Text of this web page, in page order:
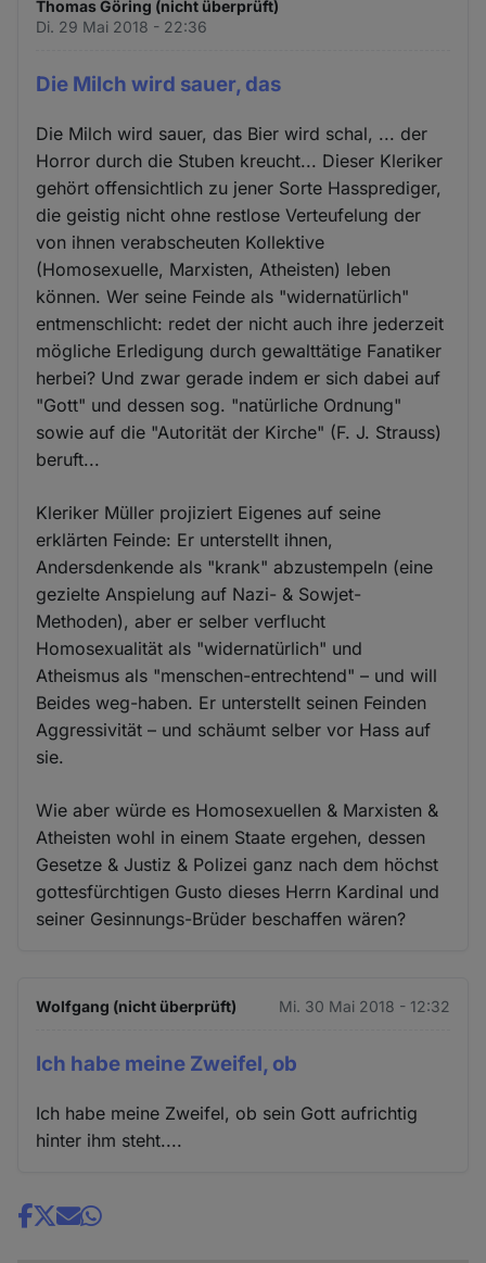
Thomas Göring (nicht überprüft)
Di. 29 Mai 2018 - 22:36
Die Milch wird sauer, das
Die Milch wird sauer, das Bier wird schal, ... der
Horror durch die Stuben kreucht... Dieser Kleriker
gehört offensichtlich zu jener Sorte Hassprediger,
die geistig nicht ohne restlose Verteufelung der
von ihnen verabscheuten Kollektive
(Homosexuelle, Marxisten, Atheisten) leben
können. Wer seine Feinde als "widernatürlich"
entmenschlicht: redet der nicht auch ihre jederzeit
mögliche Erledigung durch gewalttätige Fanatiker
herbei? Und zwar gerade indem er sich dabei auf
"Gott" und dessen sog. "natürliche Ordnung"
sowie auf die "Autorität der Kirche" (F. J. Strauss)
beruft...
Kleriker Müller projiziert Eigenes auf seine
erklärten Feinde: Er unterstellt ihnen,
Andersdenkende als "krank" abzustempeln (eine
gezielte Anspielung auf Nazi- & Sowjet-
Methoden), aber er selber verflucht
Homosexualität als "widernatürlich" und
Atheismus als "menschen-entrechtend" – und will
Beides weg-haben. Er unterstellt seinen Feinden
Aggressivität – und schäumt selber vor Hass auf
sie.
Wie aber würde es Homosexuellen & Marxisten &
Atheisten wohl in einem Staate ergehen, dessen
Gesetze & Justiz & Polizei ganz nach dem höchst
gottesfürchtigen Gusto dieses Herrn Kardinal und
seiner Gesinnungs-Brüder beschaffen wären?
Wolfgang (nicht überprüft) Mi. 30 Mai 2018 - 12:32
Ich habe meine Zweifel, ob
Ich habe meine Zweifel, ob sein Gott aufrichtig
hinter ihm steht....
Share